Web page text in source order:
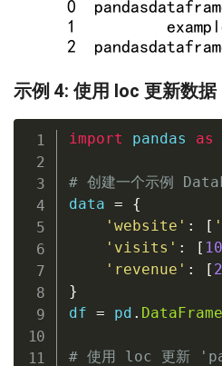
示例 4: 使用 loc 更新数据
import pandas as
# 创建一个示例
data =
{
'website' : [
'visits' : [
'revenue' : [
}
df = pd . DataFrame
# 使用 loc 更新